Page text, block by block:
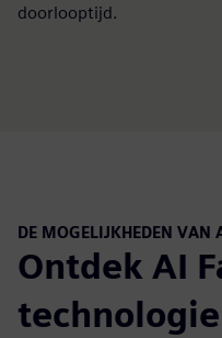
doorlooptijd.
DE MOGELIJKHEDEN VAN
Ontdek AI
technologie